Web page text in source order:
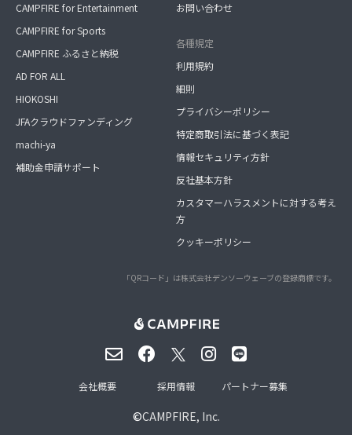
CAMPFIRE for Entertainment
CAMPFIRE for Sports
CAMPFIRE ふるさと納税
AD FOR ALL
HIOKOSHI
JFAクラウドファンディング
machi-ya
補助金申請サポート
お問い合わせ
各種規定
利用規約
細則
プライバシーポリシー
特定商取引法に基づく表記
情報セキュリティ方針
反社基本方針
カスタマーハラスメントに対する考え
方
クッキーポリシー
「QRコード」は株式会社デンソーウェーブの登録商標です。
©CAMPFIRE, Inc.
会社概要 採用情報 パートナー募集